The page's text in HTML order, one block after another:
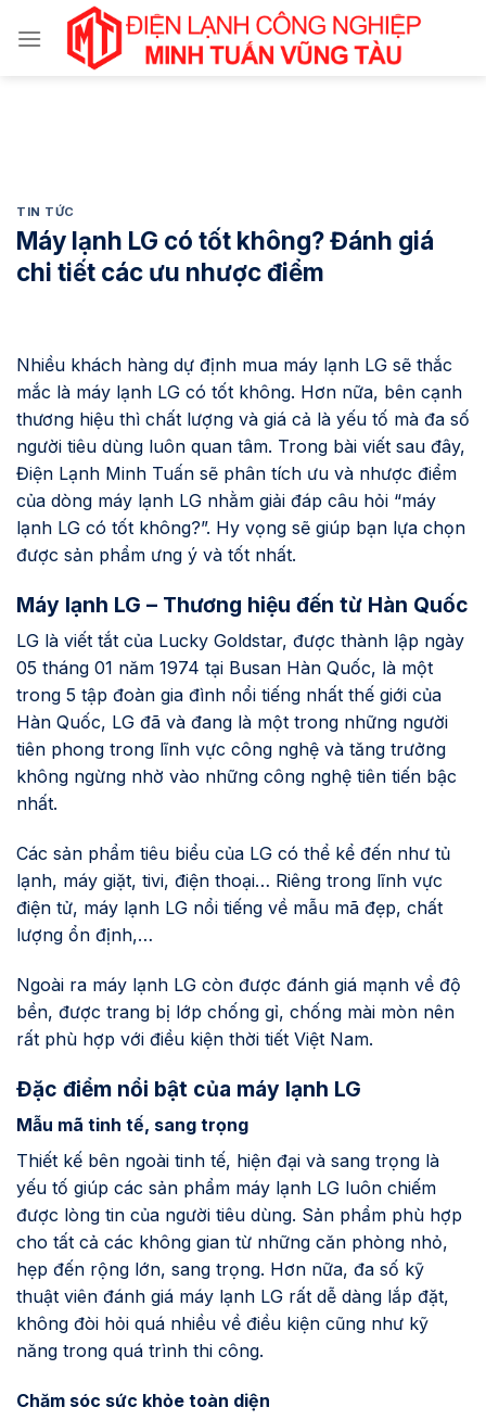
đến
TIN TỨC
Máy lạnh LG có tốt không? Đánh giá
chi tiết các ưu nhược điểm
Nhiều khách hàng dự định mua máy lạnh LG sẽ thắc
mắc là máy lạnh LG có tốt không. Hơn nữa, bên cạnh
thương hiệu thì chất lượng và giá cả là yếu tố mà đa số
người tiêu dùng luôn quan tâm. Trong bài viết sau đây,
Điện Lạnh Minh Tuấn sẽ phân tích ưu và nhược điểm
của dòng máy lạnh LG nhằm giải đáp câu hỏi “máy
lạnh LG có tốt không?”. Hy vọng sẽ giúp bạn lựa chọn
được sản phẩm ưng ý và tốt nhất.
Máy lạnh LG – Thương hiệu đến từ Hàn Quốc
LG là viết tắt của Lucky Goldstar, được thành lập ngày
05 tháng 01 năm 1974 tại Busan Hàn Quốc, là một
trong 5 tập đoàn gia đình nổi tiếng nhất thế giới của
Hàn Quốc, LG đã và đang là một trong những người
tiên phong trong lĩnh vực công nghệ và tăng trưởng
không ngừng nhờ vào những công nghệ tiên tiến bậc
nhất.
Các sản phẩm tiêu biểu của LG có thể kể đến như tủ
lạnh, máy giặt, tivi, điện thoại… Riêng trong lĩnh vực
điện tử, máy lạnh LG nổi tiếng về mẫu mã đẹp, chất
lượng ổn định,…
Ngoài ra máy lạnh LG còn được đánh giá mạnh về độ
bền, được trang bị lớp chống gỉ, chống mài mòn nên
rất phù hợp với điều kiện thời tiết Việt Nam.
Đặc điểm nổi bật của máy lạnh LG
Mẫu mã tinh tế, sang trọng
Thiết kế bên ngoài tinh tế, hiện đại và sang trọng là
yếu tố giúp các sản phẩm máy lạnh LG luôn chiếm
được lòng tin của người tiêu dùng. Sản phẩm phù hợp
cho tất cả các không gian từ những căn phòng nhỏ,
hẹp đến rộng lớn, sang trọng. Hơn nữa, đa số kỹ
thuật viên đánh giá máy lạnh LG rất dễ dàng lắp đặt,
không đòi hỏi quá nhiều về điều kiện cũng như kỹ
năng trong quá trình thi công.
Chăm sóc sức khỏe toàn diện